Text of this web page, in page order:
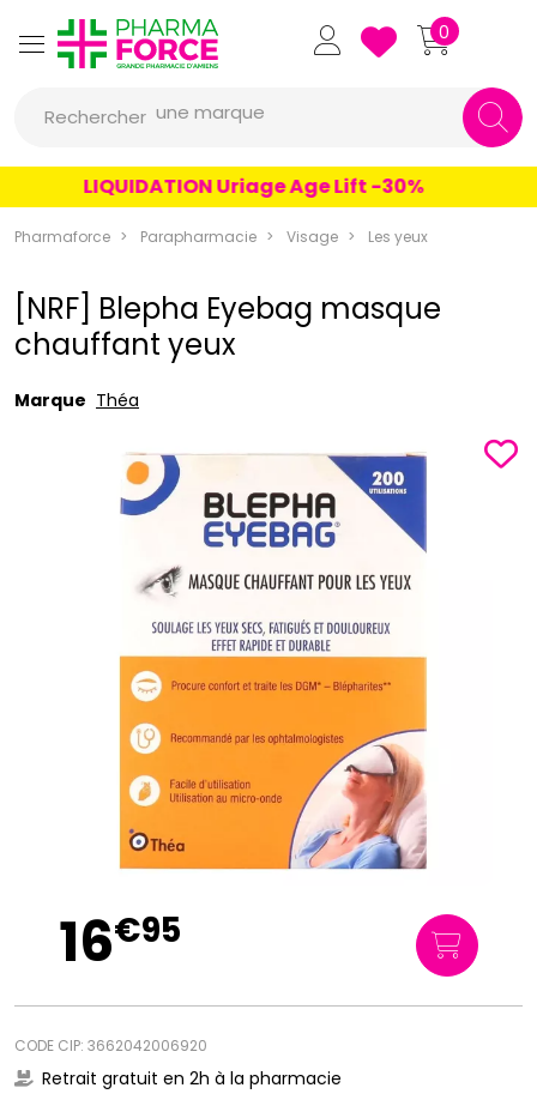
Pharmaforce Grande Pharmacie
0
Rechercher
un produit
une marque
LIQUIDATION Uriage Age Lift -30%
Pharmaforce Parapharmacie Visage Les yeux
[NRF] Blepha Eyebag masque
chauffant yeux
Marque Théa
16€95
CODE CIP: 3662042006920
Retrait gratuit en 2h à la pharmacie